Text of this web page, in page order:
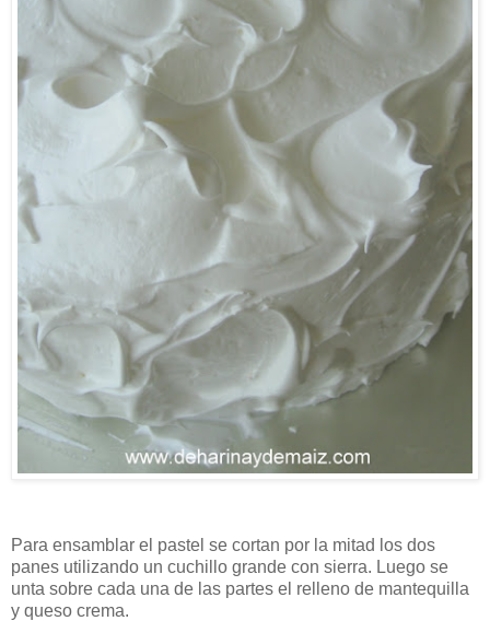
Para ensamblar el pastel se cortan por la mitad los dos
panes utilizando un cuchillo grande con sierra. Luego se
unta sobre cada una de las partes el relleno de mantequilla
y queso crema.